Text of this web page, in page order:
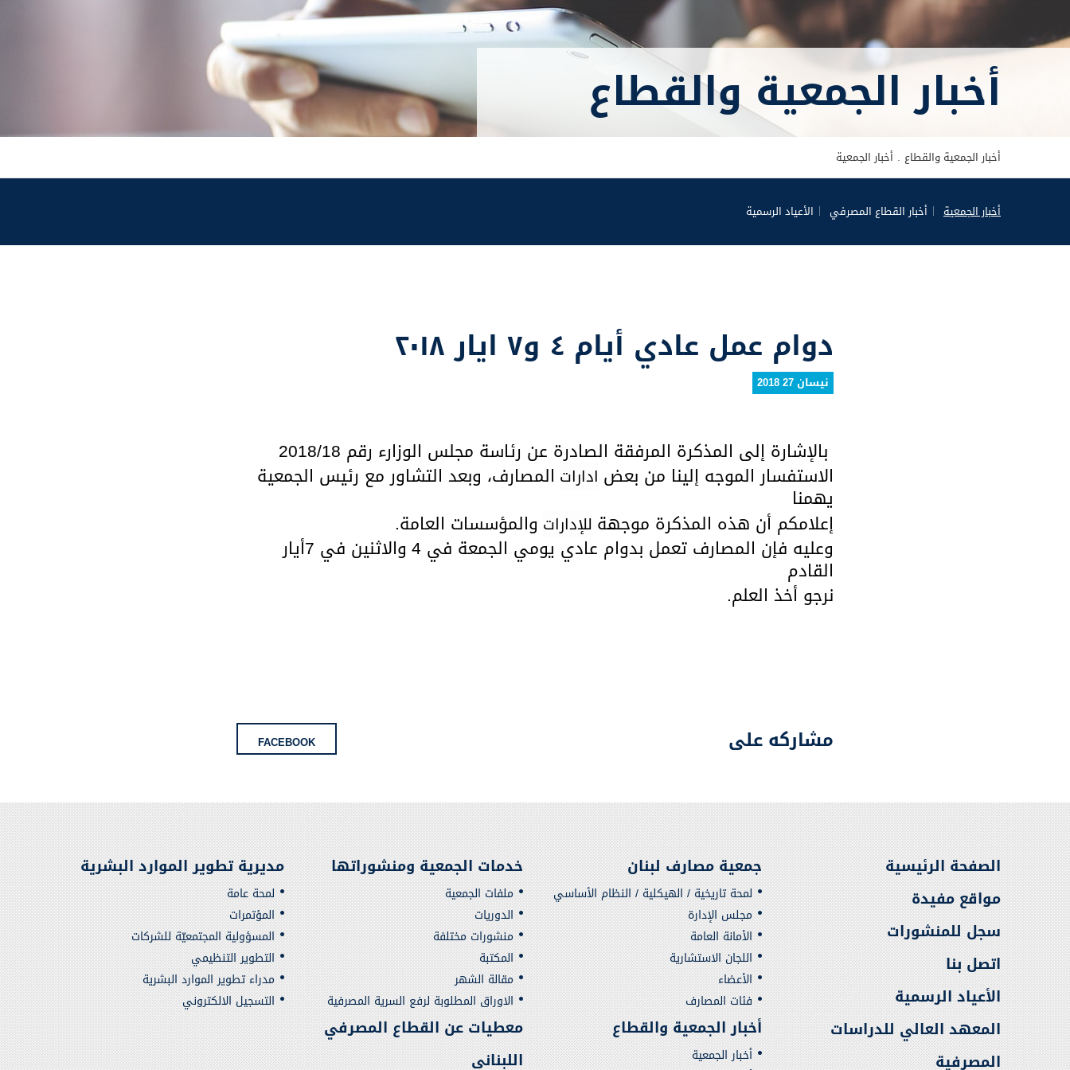
أخبار الجمعية والقطاع
أخبار الجمعية والقطاع أخبار الجمعية
أخبار الجمعية أخبار القطاع المصرفي الأعياد الرسمية
دوام عمل عادي أيام ٤ و٧ ايار ٢٠١٨
نيسان 27 2018
بالإشارة إلى المذكرة المرفقة الصادرة عن رئاسة مجلس الوزارء رقم 2018/18
الاستفسار الموجه إلينا من بعض ادارات المصارف، وبعد التشاور مع رئيس الجمعية
يهمنا
إعلامكم أن هذه المذكرة موجهة للإدارات والمؤسسات العامة.
وعليه فإن المصارف تعمل بدوام عادي يومي الجمعة في 4 والاثنين في 7 أيار
القادم
نرجو أخذ العلم.
مشاركه على FACEBOOK
الصفحة الرئيسية
مواقع مفيدة
سجل للمنشورات
اتصل بنا
الأعياد الرسمية
المعهد العالي للدراسات
المصرفية
جمعية مصارف لبنان
لمحة تاريخية / الهيكلية / النظام الأساسي
مجلس الإدارة
الأمانة العامة
اللجان الاستشارية
الأعضاء
فئات المصارف
خدمات الجمعية ومنشوراتها
ملفات الجمعية
الدوريات
منشورات مختلفة
المكتبة
مقالة الشهر
الاوراق المطلوبة لرفع السرية المصرفية
مديرية تطوير الموارد البشرية
لمحة عامة
المؤتمرات
المسؤولية المجتمعيّة للشركات
التطوير التنظيمي
مدراء تطوير الموارد البشرية
التسجيل الالكتروني
أخبار الجمعية والقطاع
أخبار الجمعية
معطيات عن القطاع المصرفي
اللبناني